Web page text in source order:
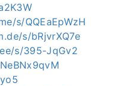
s/QQEaEpWzH
s/bRjvrXQ7e
s/395-JqGv2